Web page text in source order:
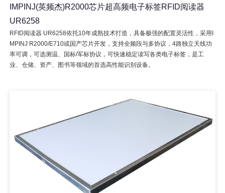
IMPINJ(英频杰)R2000芯片超高频电子标签RFID阅读器
UR6258
RFID阅读器 UR6258依托10年成熟技术打造，具备极强的配置灵活性，采用I
MPINJ R2000/E710或国产芯片开发，支持全频段与多协议，4路独立天线功
率可调，可选测温、国标/军标协议，可快速稳定读写各类电子标签，是工
业、仓储、资产、图书等领域的首选高性能识别设备。